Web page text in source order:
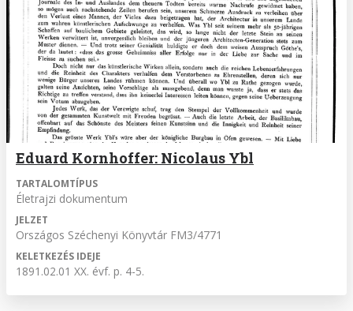
Eduard Kornhoffer: Nicolaus Ybl
TARTALOMTÍPUS
Életrajzi dokumentum
JELZET
Országos Széchenyi Könyvtár FM3/4771
KELETKEZÉS IDEJE
1891.02.01 XX. évf. p. 4-5.